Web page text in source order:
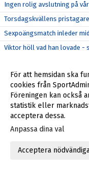
Ingen rolig avslutning på
Torsdagskvällens pristagare
Sexpoängsmatch inleder
Viktor höll vad han lovade -
Stötta herrarna och vinn
Tung förlust efter tappad
Första fullträffen kommer i
Det blev för svårt mot
Tufft uppdrag väntar på
Hedersam förlust i
För att hemsidan ska
cookies från
Föreningen kan också
statistik eller
acceptera dessa.
Anpassa dina val
Acceptera